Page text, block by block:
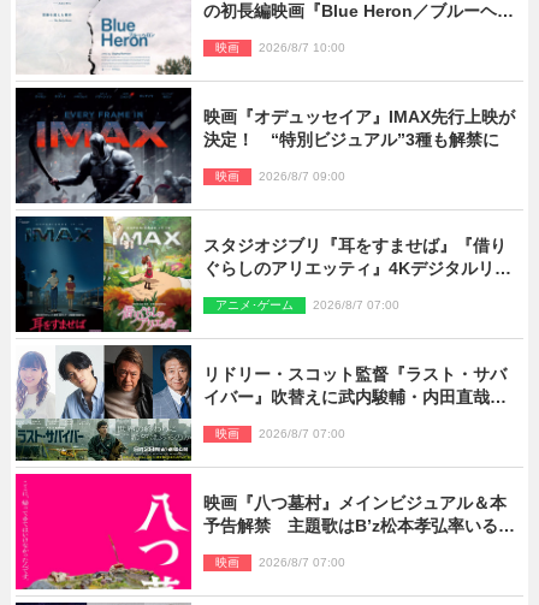
の初長編映画『Blue Heron／ブルーヘロ
映画 2026/8/7 10:00
映画『オデュッセイア』IMAX先行上映が
決定！ “特別ビジュアル”3種も解禁に
映画 2026/8/7 09:00
スタジオジブリ『耳をすませば』『借り
ぐらしのアリエッティ』4Kデジタルリマ
アニメ･ゲーム 2026/8/7 07:00
リドリー・スコット監督『ラスト・サバ
イバー』吹替えに武内駿輔・内田直哉・
結！
映画 2026/8/7 07:00
映画『八つ墓村』メインビジュアル＆本
予告解禁 主題歌はB’z松本孝弘率いる
映画 2026/8/7 07:00